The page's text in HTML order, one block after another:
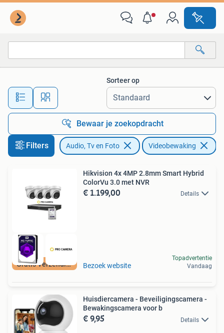
Alle afstanden…
Sorteer op
Bewaar je zoekopdracht
Filters Audio, Tv en Foto Videobewaking
Gratis Verzending
Hikvision 4x 4MP 2.8mm Smart Hybrid
ColorVu 3.0 met NVR
€ 1.199,00 Details
Bezoek website
Topadvertentie
Vandaag
Huisdiercamera - Beveiligingscamera -
Bewakingscamera voor b
€ 9,95 Details